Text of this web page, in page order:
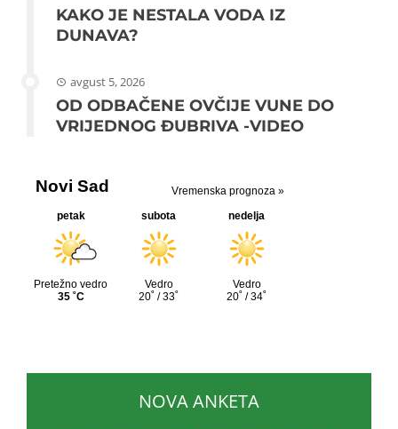
KAKO JE NESTALA VODA IZ
DUNAVA?
avgust 5, 2026
OD ODBAČENE OVČIJE VUNE DO
VRIJEDNOG ĐUBRIVA -VIDEO
NOVA ANKETA